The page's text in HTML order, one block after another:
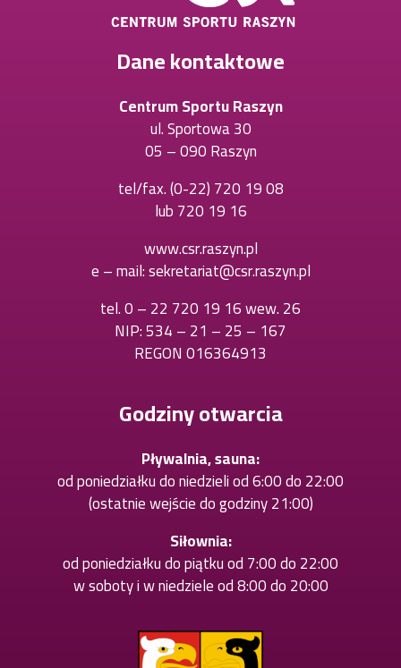
Dane kontaktowe
Centrum Sportu Raszyn
ul. Sportowa 30
05 – 090 Raszyn
tel/fax.(0-22) 720 19 08
karcie
lub720 19 16
w
nowej
karcie
www.csr.raszyn.pl
e – mail:sekretariat@csr.raszyn.pl
tel.0 – 22 720 19 16 wew. 26
NIP: 534 – 21 – 25 – 167
REGON 016364913
Godziny otwarcia
Pływalnia, sauna:
od poniedziałku do niedzieli od 6:00 do 22:00
(ostatnie wejście do godziny 21:00)
Siłownia:
od poniedziałku do piątku od 7:00 do 22:00
w soboty i w niedziele od 8:00 do 20:00